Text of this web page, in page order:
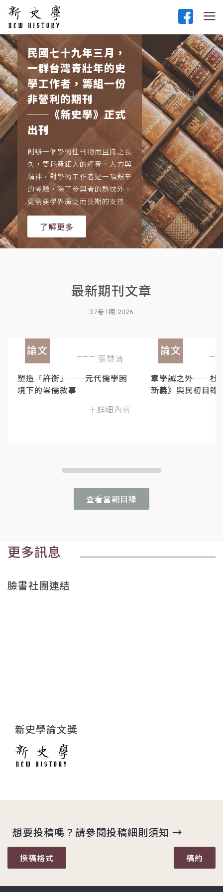
民國七十九年三月，
一群台灣青壯年的史
學工作者，籌組一份
非營利的期刊
──《新史學》正式
出刊
創辦一個學術性刊物而且持之長
久，要耗費鉅大的經費、人力與
精神，對學術工作者是一項艱辛
的考驗，除了參與者的熱忱外，
更需要學界廣泛而長期的支持
了解更多
最新期刊文章
37卷1期 2026
論文
張慧清
塑造「許衡」──元代儒學困
境下的崇儒敘事
＋詳細內容
論文
章學誠之外──杜
新義》與民初目錄
查看當期目錄
更多訊息
臉書社團連結
新史學論文獎
想要投稿嗎？請參閱投稿細則須知 →
撰稿格式 稿約